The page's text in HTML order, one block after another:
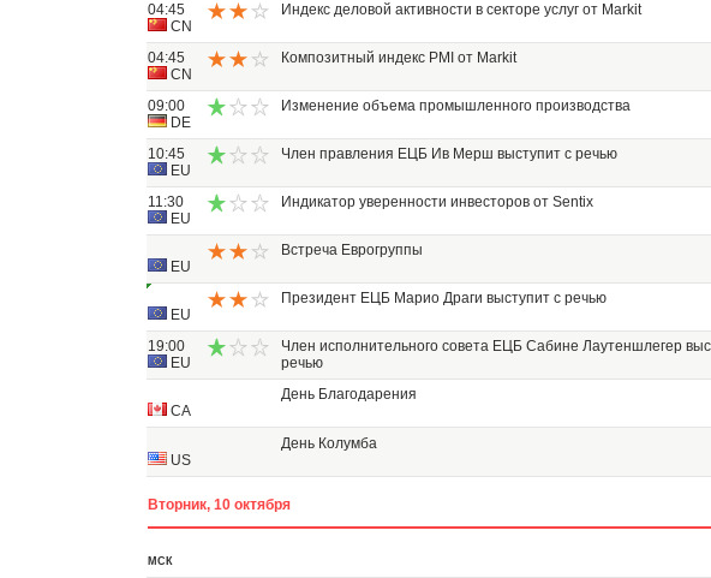
04:45
CN
Индекс деловой активности в секторе услуг от Markit
04:45
CN
Композитный индекс PMI от Markit
09:00
DE
Изменение объема промышленного производства
10:45
EU
Член правления ЕЦБ Ив Мерш выступит с речью
11:30
EU
Индикатор уверенности инвесторов от Sentix
EU
Встреча Еврогруппы
EU
Президент ЕЦБ Марио Драги выступит с речью
19:00
EU
Член исполнительного совета ЕЦБ Сабине Лаутеншлегер
речью
CA
День Благодарения
US
День Колумба
Вторник, 10 октября
МСК